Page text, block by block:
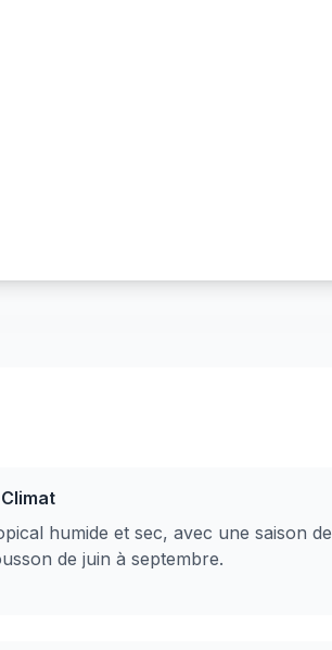
humide et sec, avec une saison de
de juin à septembre.